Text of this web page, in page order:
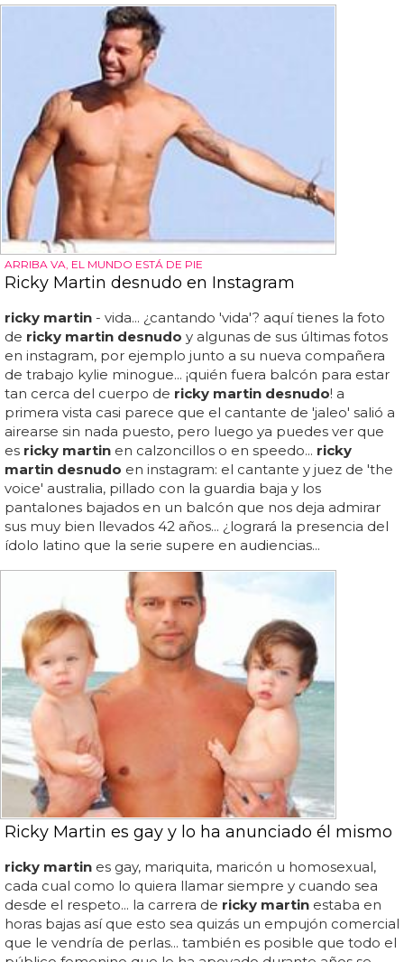
ARRIBA VA, EL MUNDO ESTÁ DE PIE
Ricky Martin desnudo en Instagram
ricky martin - vida... ¿cantando 'vida'? aquí tienes la foto
de ricky martin desnudo y algunas de sus últimas fotos
en instagram, por ejemplo junto a su nueva compañera
de trabajo kylie minogue... ¡quién fuera balcón para estar
tan cerca del cuerpo de ricky martin desnudo! a
primera vista casi parece que el cantante de 'jaleo' salió a
airearse sin nada puesto, pero luego ya puedes ver que
es ricky martin en calzoncillos o en speedo... ricky
martin desnudo en instagram: el cantante y juez de 'the
voice' australia, pillado con la guardia baja y los
pantalones bajados en un balcón que nos deja admirar
sus muy bien llevados 42 años... ¿logrará la presencia del
ídolo latino que la serie supere en audiencias...
Ricky Martin es gay y lo ha anunciado él mismo
ricky martin es gay, mariquita, maricón u homosexual,
cada cual como lo quiera llamar siempre y cuando sea
desde el respeto... la carrera de ricky martin estaba en
horas bajas así que esto sea quizás un empujón comercial
que le vendría de perlas... también es posible que todo el